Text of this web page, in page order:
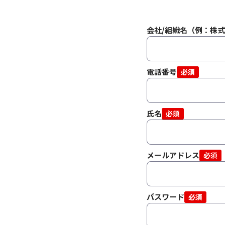
会社/組織名（例：株式
電話番号 必須
氏名 必須
メールアドレス 必須
パスワード 必須